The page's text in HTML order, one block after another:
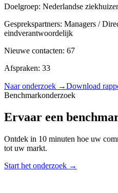
Doelgroep: Nederlandse
Gesprekspartners: Managers /
eindverantwoordelijk
Nieuwe contacten: 67
Afspraken: 33
Naar onderzoek →Download
Benchmarkonderzoek
Ervaar een
Ontdek in 10 minuten hoe uw
tot uw markt.
Start het onderzoek →